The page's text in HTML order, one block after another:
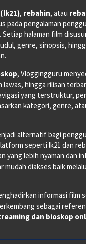
, rebahin, atau
pada pengalaman
halaman film
genre, sinopsis,
, Vloggingguru
hingga rilisan
yang terstruktur,
kategori, genre,
alternatif bagi
seperti lk21 dan
yang lebih nyaman dan
mudah diakses baik
informasi film
sebagai
dan bioskop